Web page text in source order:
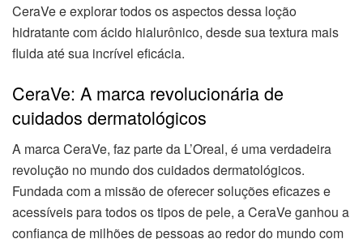
CeraVe e explorar todos os aspectos dessa loção
hidratante com ácido hialurônico, desde sua textura mais
fluida até sua incrível eficácia.
CeraVe: A marca revolucionária de
cuidados dermatológicos
A marca CeraVe, faz parte da L’Oreal, é uma verdadeira
revolução no mundo dos cuidados dermatológicos.
Fundada com a missão de oferecer soluções eficazes e
acessíveis para todos os tipos de pele, a CeraVe ganhou a
confiança de milhões de pessoas ao redor do mundo com